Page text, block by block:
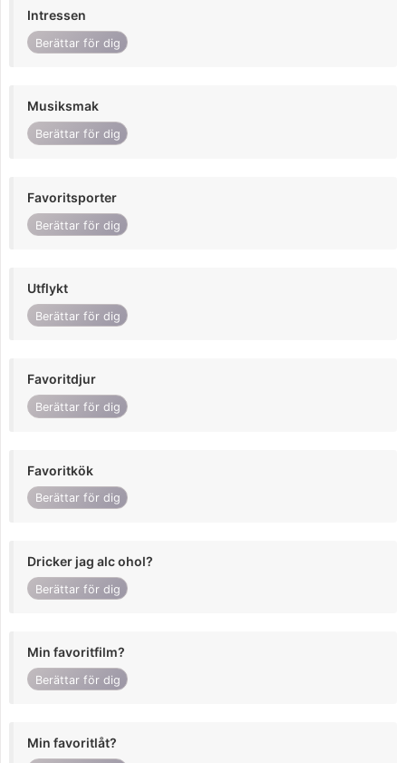
Intressen
Berättar för dig
Musiksmak
Berättar för dig
Favoritsporter
Berättar för dig
Utflykt
Berättar för dig
Favoritdjur
Berättar för dig
Favoritkök
Berättar för dig
Dricker jag alc ohol?
Berättar för dig
Min favoritfilm?
Berättar för dig
Min favoritlåt?